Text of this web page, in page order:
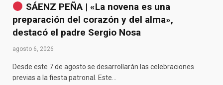
SÁENZ PEÑA | «La novena es una
preparación del corazón y del alma»,
destacó el padre Sergio Nosa
agosto 6, 2026
Desde este 7 de agosto se desarrollarán las celebraciones
previas a la fiesta patronal. Este…